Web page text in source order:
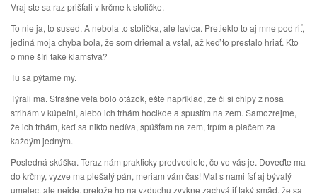
Vraj ste sa raz prišťali v krčme k stoličke.
To nie ja, to sused. A nebola to stolička, ale lavica. Pretieklo to aj mne pod riť,
jediná moja chyba bola, že som driemal a vstal, až keď to prestalo hriať. Kto
o mne šíri také klamstvá?
Tu sa pýtame my.
Týrali ma. Strašne veľa bolo otázok, ešte napríklad, že či si chlpy z nosa
strihám v kúpeľni, alebo ich trhám hocikde a spustím na zem. Samozrejme,
že ich trhám, keď sa nikto nedíva, spúšťam na zem, trpím a plačem za
každým jedným.
Posledná skúška. Teraz nám prakticky predvediete, čo vo vás je. Doveďte ma
do krčmy, vyzve ma plešatý pán, meriam vám čas! Mal s nami ísť aj bývalý
umelec, ale nejde, pretože ho na vzduchu zvykne zachvátiť taký smäd, že sa